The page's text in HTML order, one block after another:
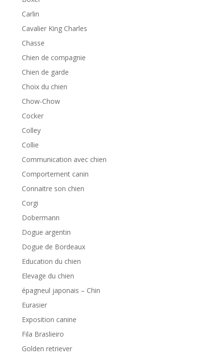
Carlin
Cavalier King Charles
Chasse
Chien de compagnie
Chien de garde
Choix du chien
Chow-Chow
Cocker
Colley
Collie
Communication avec chien
Comportement canin
Connaitre son chien
Corgi
Dobermann
Dogue argentin
Dogue de Bordeaux
Education du chien
Elevage du chien
épagneul japonais – Chin
Eurasier
Exposition canine
Fila Braslieiro
Golden retriever